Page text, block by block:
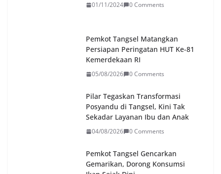
01/11/2024 0 Comments
Pemkot Tangsel Matangkan
Persiapan Peringatan HUT Ke-81
Kemerdekaan RI
05/08/2026 0 Comments
Pilar Tegaskan Transformasi
Posyandu di Tangsel, Kini Tak
Sekadar Layanan Ibu dan Anak
04/08/2026 0 Comments
Pemkot Tangsel Gencarkan
Gemarikan, Dorong Konsumsi